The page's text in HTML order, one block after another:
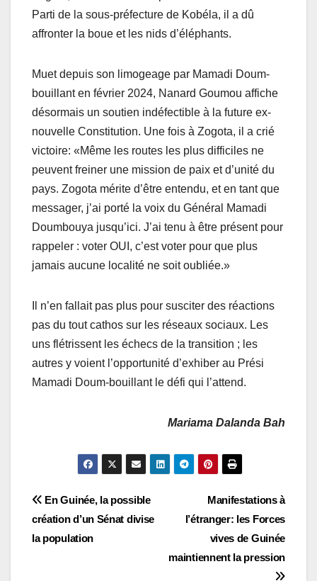
Parti de la sous-préfecture de Kobéla, il a dû
affronter la boue et les nids d’éléphants.
Muet depuis son limogeage par Mamadi Doum-
bouillant en février 2024, Nanard Goumou affiche
désormais un soutien indéfectible à la future ex-
nouvelle Constitution. Une fois à Zogota, il a crié
victoire: «Même les routes les plus difficiles ne
peuvent freiner une mission de paix et d’unité du
pays. Zogota mérite d’être entendu, et en tant que
messager, j’ai porté la voix du Général Mamadi
Doumbouya jusqu’ici. J’ai tenu à être présent pour
rappeler : voter OUI, c’est voter pour que plus
jamais aucune localité ne soit oubliée.»
Il n’en fallait pas plus pour susciter des réactions
pas du tout cathos sur les réseaux sociaux. Les
uns flétrissent les échecs de la transition ; les
autres y voient l’opportunité d’exhiber au Prési
Mamadi Doum-bouillant le défi qui l’attend.
Mariama Dalanda Bah
Navigation
de
Manifestations à
l’étranger: les Forces
vives de Guinée
maintiennent la pression
En Guinée, la possible
création d’un Sénat divise
la population